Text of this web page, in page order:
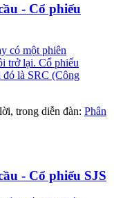
- Cổ phiếu
có một phiên
trở lại. Cổ phiếu
là SRC (Công
trong diễn đàn: Phân
- Cổ phiếu SJS